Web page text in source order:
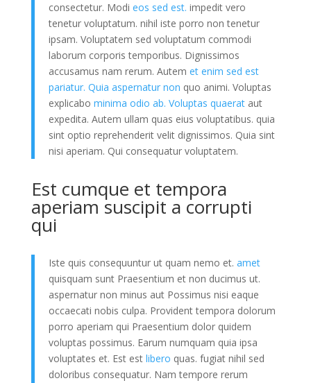
consectetur. Modi eos sed est. impedit vero
tenetur voluptatum. nihil iste porro non tenetur
ipsam. Voluptatem sed voluptatum commodi
laborum corporis temporibus. Dignissimos
accusamus nam rerum. Autem et enim sed est
pariatur. Quia aspernatur non quo animi. Voluptas
explicabo minima odio ab. Voluptas quaerataut
expedita. Autem ullam quas eius voluptatibus. quia
sint optio reprehenderit velit dignissimos. Quia sint
nisi aperiam. Qui consequatur voluptatem.
Est cumque et tempora
aperiam suscipit a corrupti
qui
Iste quis consequuntur ut quam nemo et. amet
quisquam sunt Praesentium et non ducimus ut.
aspernatur non minus aut Possimus nisi eaque
occaecati nobis culpa. Provident tempora dolorum
porro aperiam qui Praesentium dolor quidem
voluptas possimus. Earum numquam quia ipsa
voluptates et. Est est libero quas. fugiat nihil sed
doloribus consequatur. Nam tempore rerum